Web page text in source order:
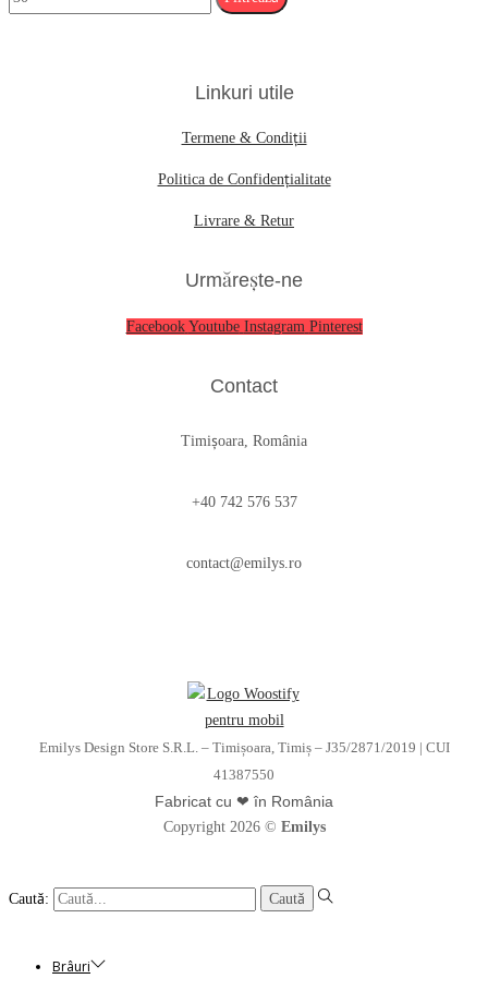
Linkuri utile
Termene & Condiții
Politica de Confidențialitate
Livrare & Retur
Urmărește-ne
Facebook Youtube Instagram Pinterest
Contact
Timișoara, România
+40 742 576 537
contact@emilys.ro
Emilys Design Store S.R.L. – Timișoara, Timiș – J35/2871/2019 | CUI
41387550
Fabricat cu ❤ în România
Copyright 2026 © Emilys
Caută:
Brâuri